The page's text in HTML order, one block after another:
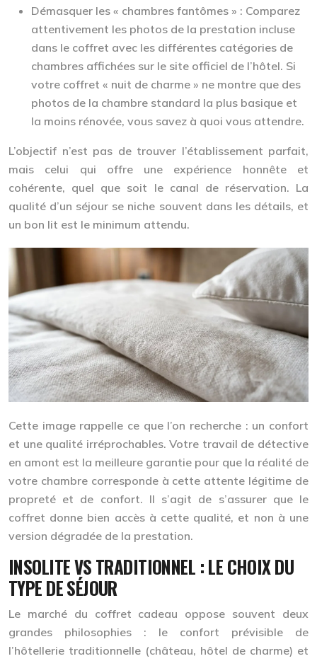
Démasquer les « chambres fantômes » : Comparez
attentivement les photos de la prestation incluse
dans le coffret avec les différentes catégories de
chambres affichées sur le site officiel de l’hôtel. Si
votre coffret « nuit de charme » ne montre que des
photos de la chambre standard la plus basique et
la moins rénovée, vous savez à quoi vous attendre.
L’objectif n’est pas de trouver l’établissement parfait,
mais celui qui offre une expérience honnête et
cohérente, quel que soit le canal de réservation. La
qualité d’un séjour se niche souvent dans les détails, et
un bon lit est le minimum attendu.
Cette image rappelle ce que l’on recherche : un confort
et une qualité irréprochables. Votre travail de détective
en amont est la meilleure garantie pour que la réalité de
votre chambre corresponde à cette attente légitime de
propreté et de confort. Il s’agit de s’assurer que le
coffret donne bien accès à cette qualité, et non à une
version dégradée de la prestation.
INSOLITE VS TRADITIONNEL : LE CHOIX DU
TYPE DE SÉJOUR
Le marché du coffret cadeau oppose souvent deux
grandes philosophies : le confort prévisible de
l’hôtellerie traditionnelle (château, hôtel de charme) et